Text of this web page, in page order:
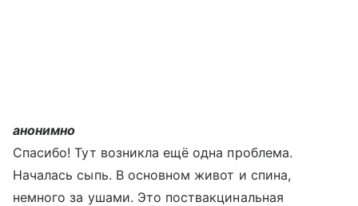
анонимно
Спасибо! Тут возникла ещё одна проблема.
Началась сыпь. В основном живот и спина,
немного за ушами. Это поствакцинальная